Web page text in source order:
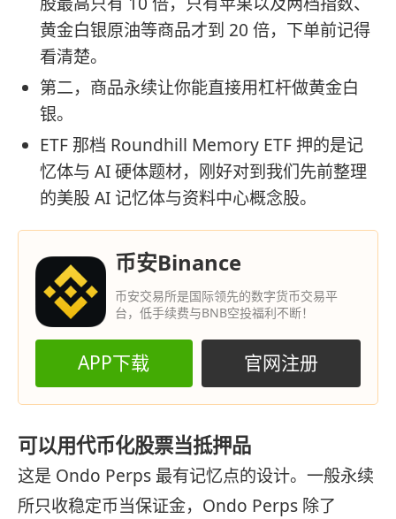
黄金白银原油等商品才到 20 倍，下单前记得
看清楚。
第二，商品永续让你能直接用杠杆做黄金白
银。
ETF 那档 Roundhill Memory ETF 押的是记
忆体与 AI 硬体题材，刚好对到我们先前整理
的美股 AI 记忆体与资料中心概念股。
币安Binance
币安交易所是国际领先的数字货币交易平
台，低手续费与BNB空投福利不断！
APP下载 官网注册
可以用代币化股票当抵押品
这是 Ondo Perps 最有记忆点的设计。一般永续
所只收稳定币当保证金，Ondo Perps 除了